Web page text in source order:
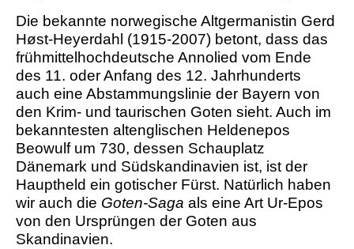
Die bekannte norwegische Altgermanistin Gerd
Høst-Heyerdahl (1915-2007) betont, dass das
frühmittelhochdeutsche Annolied vom Ende
des 11. oder Anfang des 12. Jahrhunderts
auch eine Abstammungslinie der Bayern von
den Krim- und taurischen Goten sieht. Auch im
bekanntesten altenglischen Heldenepos
Beowulf um 730, dessen Schauplatz
Dänemark und Südskandinavien ist, ist der
Hauptheld ein gotischer Fürst. Natürlich haben
wir auch die Goten-Saga als eine Art Ur-Epos
von den Ursprüngen der Goten aus
Skandinavien.